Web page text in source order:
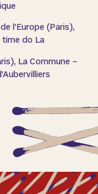
l’Europe (Paris),
time do La
La Commune –